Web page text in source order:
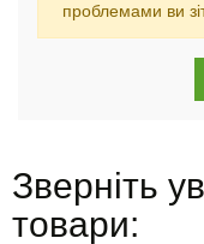
проблемами ви
Зверніть
товари: